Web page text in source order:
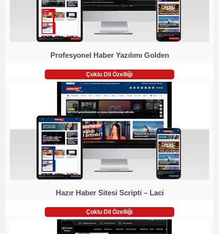
Profesyonel Haber Yazılımı Golden
Çoklu Dil Özelliği
Hazır Haber Sitesi Scripti – Laci
Çoklu Dil Özelliği